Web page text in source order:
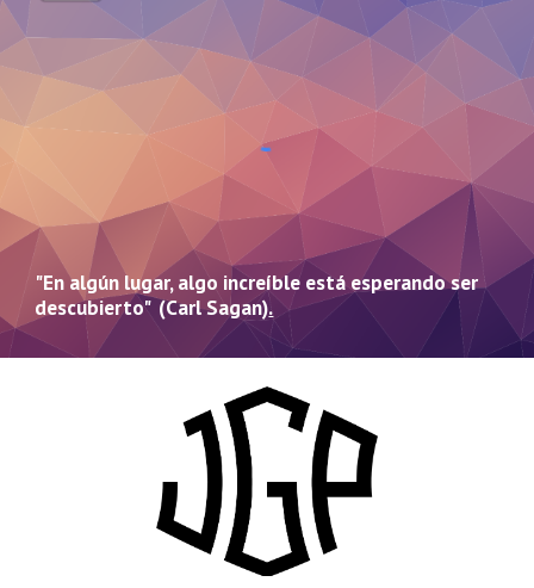
"En algún lugar, algo increíble está esperando ser
descubierto" (Carl Sagan).